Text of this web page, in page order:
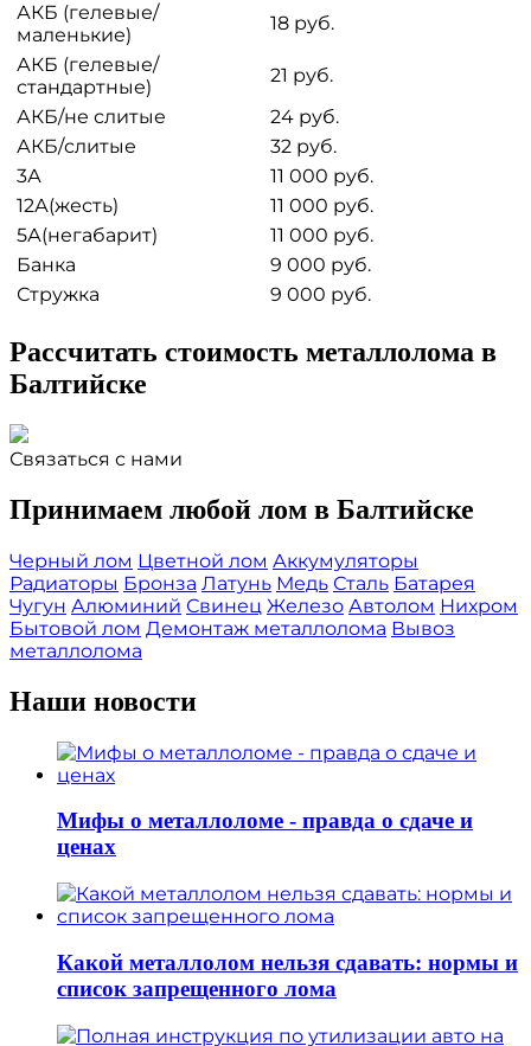
АКБ (гелевые/
маленькие)
18 руб.
АКБ (гелевые/
стандартные)
21 руб.
АКБ/не слитые
24 руб.
АКБ/слитые
32 руб.
3А
11 000 руб.
12А(жесть)
11 000 руб.
5А(негабарит)
11 000 руб.
Банка
9 000 руб.
Стружка
9 000 руб.
Рассчитать стоимость металлолома в
Балтийске
Связаться с нами
Принимаем любой лом в Балтийске
Черный лом Цветной лом Аккумуляторы
Радиаторы Бронза Латунь Медь Сталь Батарея
Чугун Алюминий Свинец Железо Автолом Нихром
Бытовой лом Демонтаж металлолома Вывоз
металлолома
Наши новости
Мифы о металлоломе - правда о сдаче и
ценах
Какой металлолом нельзя сдавать: нормы и
список запрещенного лома